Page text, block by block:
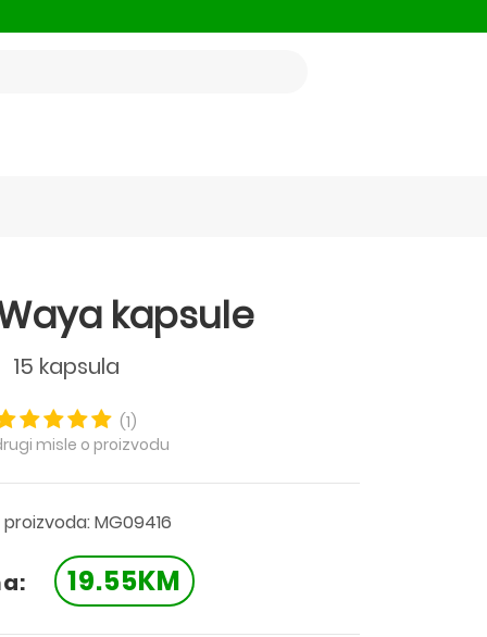
kapsule
15 kapsula
(1)
misle o proizvodu
MG09416
19.55KM